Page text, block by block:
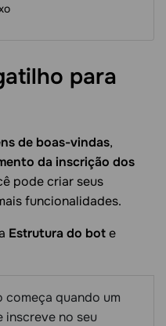
para
de boas-vindas,
da inscrição dos
pode criar seus
funcionalidades.
Estrutura do bote
começa quando um
inscreve no seu